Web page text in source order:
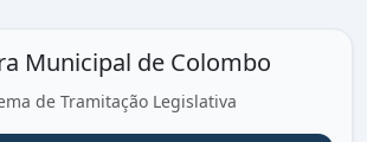
Municipal de Colombo
de Tramitação Legislativa